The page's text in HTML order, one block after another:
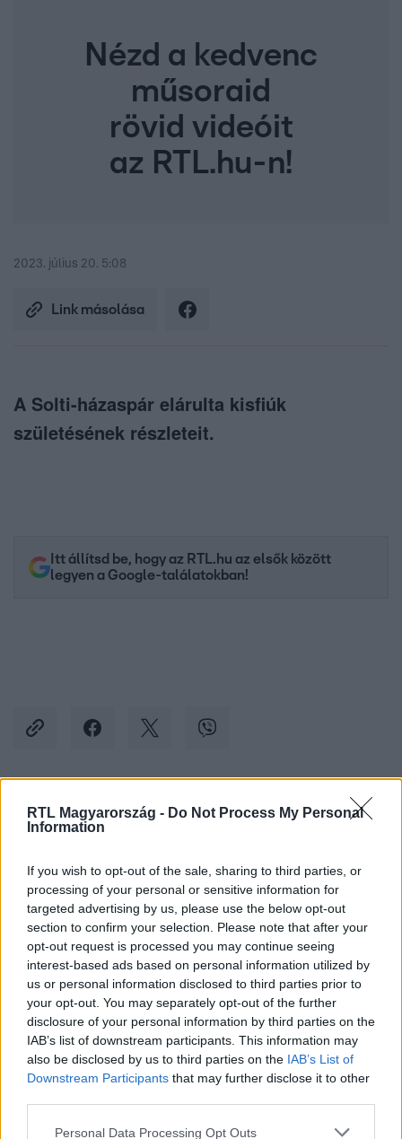
RTL Magyarország - Do Not Process My Personal
Information
If you wish to opt-out of the sale, sharing to third parties, or
processing of your personal or sensitive information for
targeted advertising by us, please use the below opt-out
section to confirm your selection. Please note that after your
opt-out request is processed you may continue seeing
interest-based ads based on personal information utilized by
us or personal information disclosed to third parties prior to
your opt-out. You may separately opt-out of the further
disclosure of your personal information by third parties on the
IAB’s list of downstream participants. This information may
also be disclosed by us to third parties on the IAB’s List of
Downstream Participants that may further disclose it to other
Please note that this website/app uses one or more Google
Personal Data Processing Opt Outs
Nézd a kedvenc
műsoraid
rövid videóit
az RTL.hu-n!
2023. július 20. 5:08
Link másolása
A Solti-házaspár elárulta kisfiúk
születésének részleteit.
Itt állítsd be, hogy az RTL.hu az elsők között
legyen a Google-találatokban!
Kövess minket, és értesülj a friss hírekről a
Facebookon is!
Követem
#BULVÁR #SOLTI ÁDÁM # SOLTI BERNI #KISBABA
SZÜLETÉS CSÁSZÁRMETSZÉS
#PELENKÁZÁS